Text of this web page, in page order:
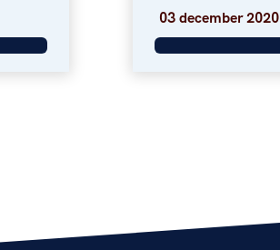
03 december 2020